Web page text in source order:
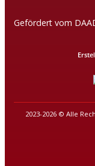
Gefördert vom
2023-2026 © Alle